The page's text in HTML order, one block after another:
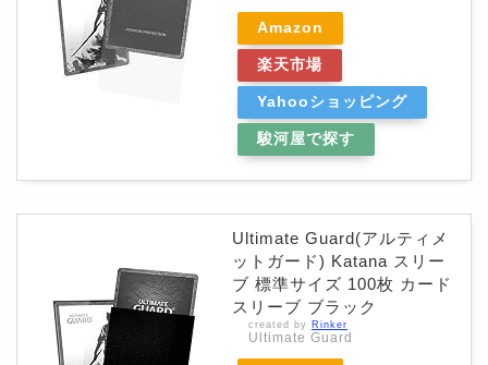
Amazon
楽天市場
Yahooショッピング
駿河屋で探す
Ultimate Guard(アルティメ
ットガード) Katana スリー
ブ 標準サイズ 100枚 カード
スリーブ ブラック
created by Rinker
Ultimate Guard